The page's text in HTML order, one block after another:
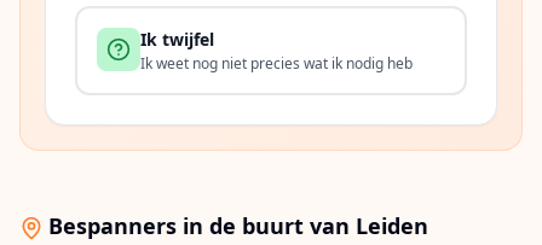
Ik twijfel
Ik weet nog niet precies wat ik nodig heb
Bespanners in de buurt van Leiden